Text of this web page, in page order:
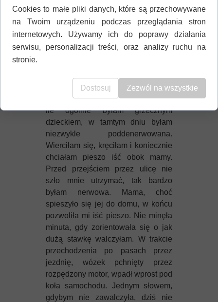
Drugie wydarzenie charakteryzuje
już mnie samą. Byłam nieco starsza,
chodziłam do przedszkola. Rodzice
kupili meble, które w tamtych
czasach były trudne do zdobycia.
domu, ale ja tego dnia wyjątkowo
nie chciałam usiedzieć w wózku. O
ile ogólnie byłam grzecznym
dzieckiem, w tamtym dniu byłam
niezwykle poddenerwowana.
Wierciłam się, kręciłam i koniecznie
chciałam pieszo iść obok mamy.
Przed przejściem przez ulicę nie
szło mnie utrzymać, tak bardzo
byłam nerwowa. Mama, choć
spieszyło się jej do domu, w końcu
pozwoliła mi iść pieszo. Nie minęła
minuta, gdy zorientowała się o jak
dużą stawkę walczyłam. W trakcie
przechodzenia po pasach przez
jezdnię, wózek pchnięty przez
rozpędzony motor, wpadł wprost pod
koła samochodu. Jednym słowem,
gdybym nie zawalczyła, dziś nie
Cookies to małe pliki danych, które są przechowywane
na Twoim urządzeniu podczas przeglądania stron
internetowych. Używamy ich do poprawy działania
serwisu, personalizacji treści, oraz analizy ruchu na
stronie.
Dostosuj Zezwól na wszystkie